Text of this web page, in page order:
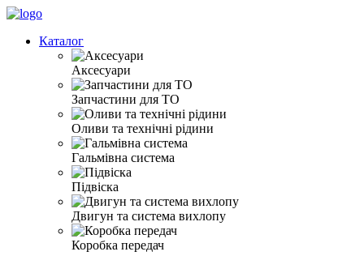
Каталог
Аксесуари
Запчастини для ТО
Оливи та технічні рідини
Гальмівна система
Підвіска
Двигун та система вихлопу
Коробка передач